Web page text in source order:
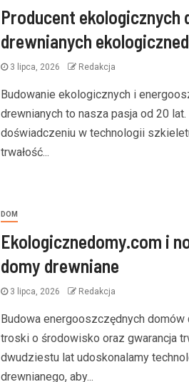
Producent ekologicznych
drewnianych
3 lipca, 2026 Redakcja
Budowanie ekologicznych i
drewnianych to nasza pasja od 20
doświadczeniu w technologii
trwałość...
DOM
Ekologicznedomy.com i
domy drewniane
3 lipca, 2026 Redakcja
Budowa energooszczędnych domów
troski o środowisko oraz gwarancja
dwudziestu lat udoskonalamy
drewnianego, aby...